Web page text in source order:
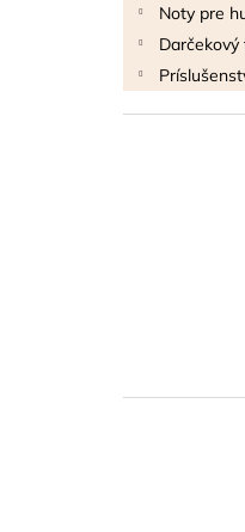
Noty pre
Darčekový